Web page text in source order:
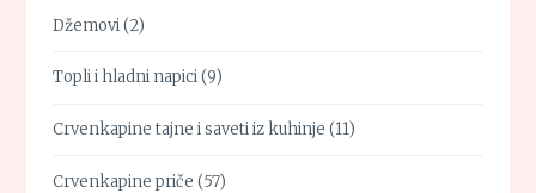
Džemovi(2)
Topli i hladni napici(9)
Crvenkapine tajne i saveti iz kuhinje (11)
Crvenkapine priče (57)